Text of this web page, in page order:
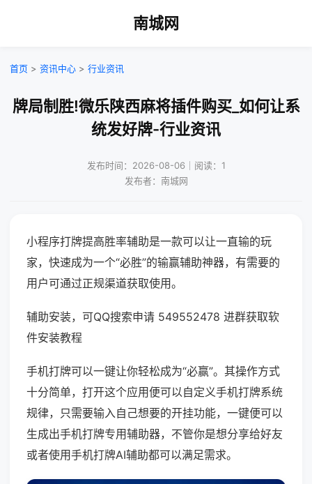
南城网
首页 > 资讯中心 > 行业资讯
牌局制胜!微乐陕西麻将插件购买_如何让系
统发好牌-行业资讯
发布时间：2026-08-06｜阅读：1
发布者：南城网
小程序打牌提高胜率辅助是一款可以让一直输的玩
家，快速成为一个“必胜”的输赢辅助神器，有需要的
用户可通过正规渠道获取使用。
辅助安装，可QQ搜索申请 549552478 进群获取软
件安装教程
手机打牌可以一键让你轻松成为“必赢”。其操作方式
十分简单，打开这个应用便可以自定义手机打牌系统
规律，只需要输入自己想要的开挂功能，一键便可以
生成出手机打牌专用辅助器，不管你是想分享给好友
或者使用手机打牌AI辅助都可以满足需求。